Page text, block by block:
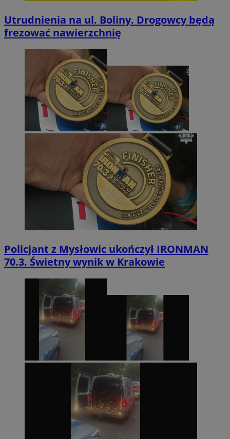
Utrudnienia na ul. Boliny. Drogowcy będą
frezować nawierzchnię
Policjant z Mysłowic ukończył IRONMAN
70.3. Świetny wynik w Krakowie